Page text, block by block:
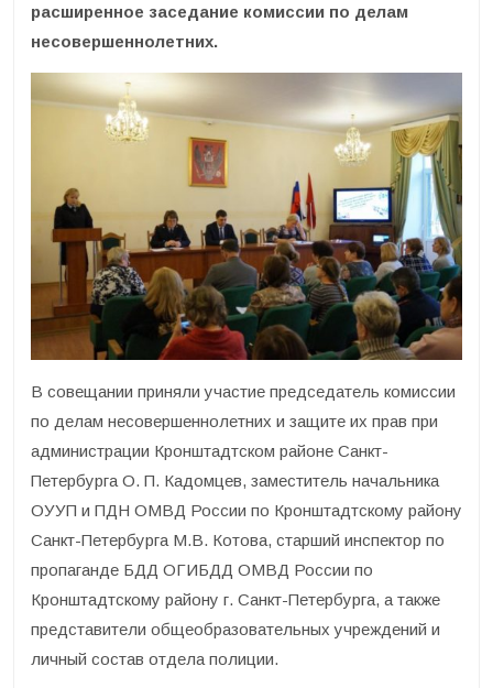
расширенное заседание комиссии по делам
несовершеннолетних.
В совещании приняли участие председатель комиссии
по делам несовершеннолетних и защите их прав при
администрации Кронштадтском районе Санкт-
Петербурга О. П. Кадомцев, заместитель начальника
ОУУП и ПДН ОМВД России по Кронштадтскому району
Санкт-Петербурга М.В. Котова, старший инспектор по
пропаганде БДД ОГИБДД ОМВД России по
Кронштадтскому району г. Санкт-Петербурга, а также
представители общеобразовательных учреждений и
личный состав отдела полиции.